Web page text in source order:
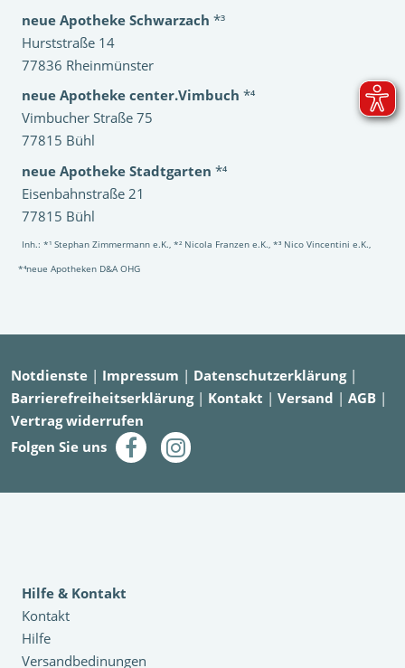
neue Apotheke Schwarzach *³
Hurststraße 14
77836 Rheinmünster
neue Apotheke center.Vimbuch *⁴
Vimbucher Straße 75
77815 Bühl
neue Apotheke Stadtgarten *⁴
Eisenbahnstraße 21
77815 Bühl
Inh.: *¹ Stephan Zimmermann e.K., *² Nicola Franzen e.K., *³ Nico Vincentini e.K.,
*⁴neue Apotheken D&A OHG
Notdienste | Impressum | Datenschutzerklärung|
Barrierefreiheitserklärung| Kontakt | Versand | AGB |
Vertrag widerrufen
Folgen Sie uns
Hilfe & Kontakt
Kontakt
Hilfe
Versandbedinungen